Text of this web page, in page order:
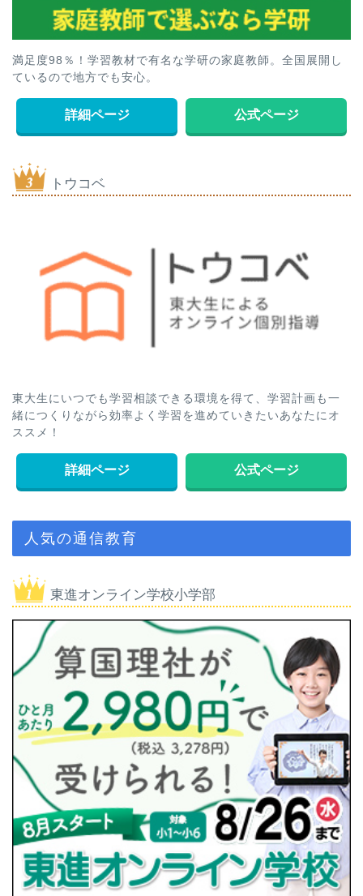
満足度98％！学習教材で有名な学研の家庭教師。全国展開し
ているので地方でも安心。
詳細ページ 公式ページ
トウコベ
東大生にいつでも学習相談できる環境を得て、学習計画も一
緒につくりながら効率よく学習を進めていきたいあなたにオ
ススメ！
詳細ページ 公式ページ
人気の通信教育
東進オンライン学校小学部